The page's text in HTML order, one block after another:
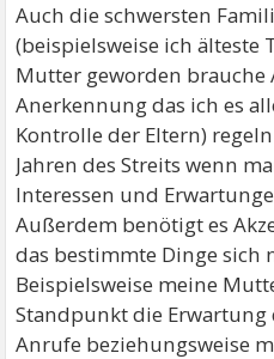
Auch die schwersten
(beispielsweise ich älteste
Mutter geworden brauche
Anerkennung das ich es
Kontrolle der Eltern)
Jahren des Streits wenn
Interessen und
Außerdem benötigt es
das bestimmte Dinge sich
Beispielsweise meine
Standpunkt die Erwartung
Anrufe beziehungsweise